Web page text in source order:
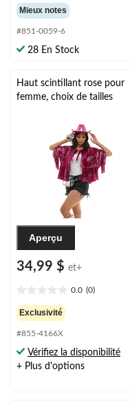
étoile(s)
sur
5.
20
Mieux notes
#851-0059-6
28 En Stock
Haut scintillant rose pour
femme, choix de tailles
Aperçu
34,99 $ et+
0.0 (0)
étoile(s)
sur
5.
Exclusivité
#855-4166X
Vérifiez la disponibilité
+ Plus d'options